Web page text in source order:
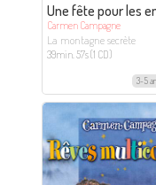
Une fête pour les
Carmen Campagne
La montagne secrète
39min. 57s (1 CD)
3-5